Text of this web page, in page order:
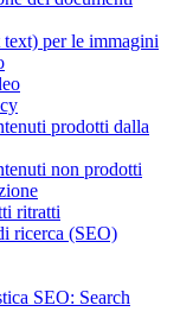
per le immagini
prodotti dalla
non prodotti
ritratti
ricerca (SEO)
SEO: Search